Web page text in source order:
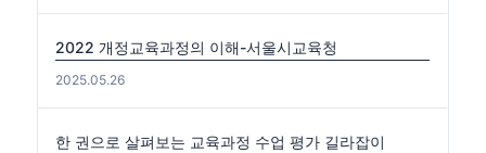
2022 개정교육과정의 이해-서울시교육청
2025.05.26
한 권으로 살펴보는 교육과정 수업 평가 길라잡이